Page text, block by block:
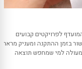
לפרויקטים קבועים
בזמן ההתקנה ומעניק מראה
מעולה למי שמחפש תוצאה